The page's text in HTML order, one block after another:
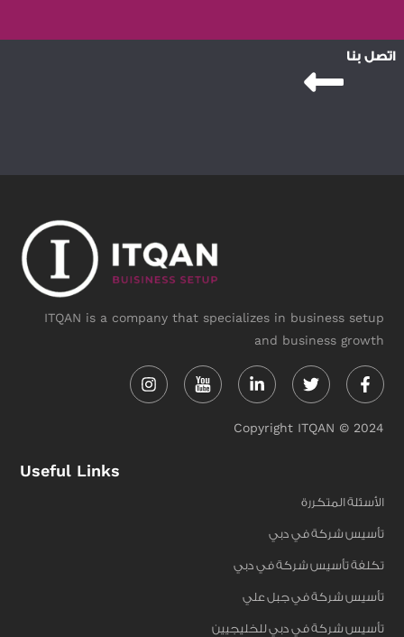
اتصل بنا
ITQAN is a company that specializes in business setup
and business growth
in f
Copyright ITQAN © 2024
Useful Links
الأسئلة المتكررة
تأسيس شركة في دبي
تكلفة تأسيس شركة في دبي
تأسيس شركة في جبل علي
تأسيس شركة في دبي للخليجيين